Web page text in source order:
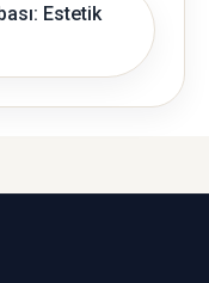
Estetik